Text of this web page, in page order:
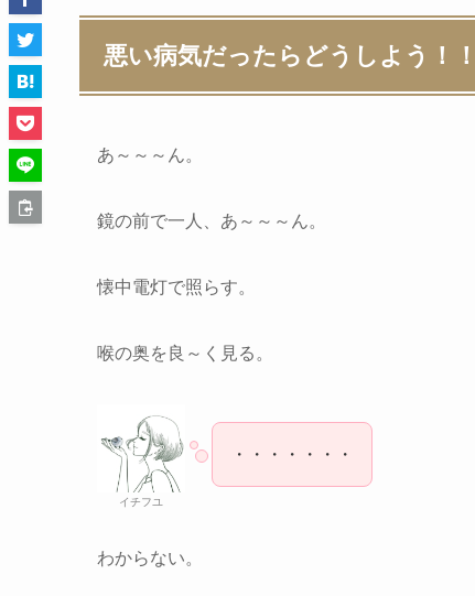
悪い病気だったらどうしよう！！
あ～～～ん。
鏡の前で一人、あ～～～ん。
懐中電灯で照らす。
喉の奥を良～く見る。
イチフユ
・・・・・・・
わからない。